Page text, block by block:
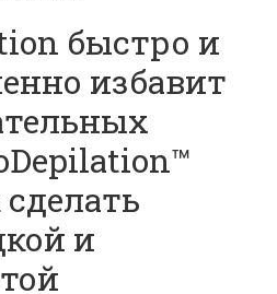
быстро и
избавит
сделать
и